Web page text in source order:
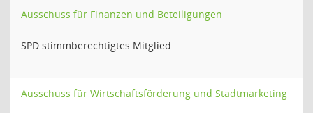
Ausschuss für Finanzen und Beteiligungen
SPD stimmberechtigtes Mitglied
Ausschuss für Wirtschaftsförderung und Stadtmarketing